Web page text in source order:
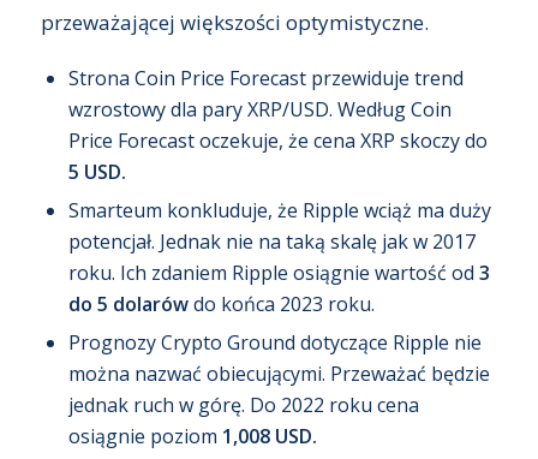
przeważającej większości optymistyczne.
Strona Coin Price Forecast przewiduje trend
wzrostowy dla pary XRP/USD. Według Coin
Price Forecast oczekuje, że cena XRP skoczy do
5 USD.
Smarteum konkluduje, że Ripple wciąż ma duży
potencjał. Jednak nie na taką skalę jak w 2017
roku. Ich zdaniem Ripple osiągnie wartość od 3
do 5 dolarówdo końca 2023 roku.
Prognozy Crypto Ground dotyczące Ripple nie
można nazwać obiecującymi. Przeważać będzie
jednak ruch w górę. Do 2022 roku cena
osiągnie poziom 1,008 USD.